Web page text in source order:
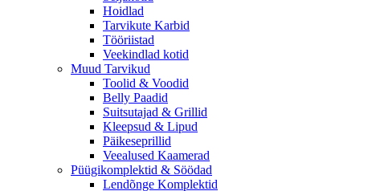
Hoidlad
Tarvikute Karbid
Tööriistad
Veekindlad kotid
Muud Tarvikud
Toolid & Voodid
Belly Paadid
Suitsutajad & Grillid
Kleepsud & Lipud
Päikeseprillid
Veealused Kaamerad
Püügikomplektid & Söödad
Lendõnge Komplektid